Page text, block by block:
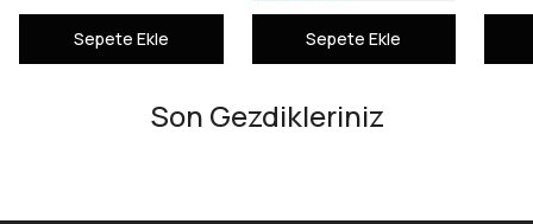
Sepete Ekle Sepete Ekle
Son Gezdikleriniz